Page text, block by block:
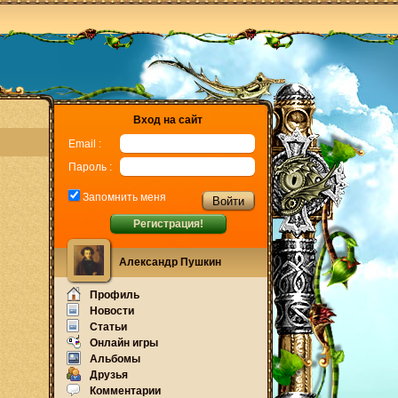
Вход на сайт
Email :
Пароль :
Запомнить меня
Регистрация!
Александр Пушкин
Профиль
Новости
Статьи
Онлайн игры
Альбомы
Друзья
Комментарии